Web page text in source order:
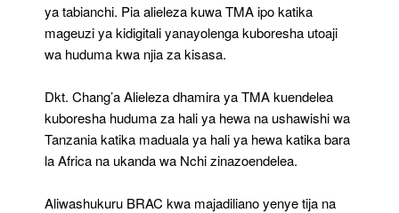
ya tabianchi. Pia alieleza kuwa TMA ipo katika
mageuzi ya kidigitali yanayolenga kuboresha utoaji
wa huduma kwa njia za kisasa.
Dkt. Chang’a Alieleza dhamira ya TMA kuendelea
kuboresha huduma za hali ya hewa na ushawishi wa
Tanzania katika maduala ya hali ya hewa katika bara
la Africa na ukanda wa Nchi zinazoendelea.
Aliwashukuru BRAC kwa majadiliano yenye tija na